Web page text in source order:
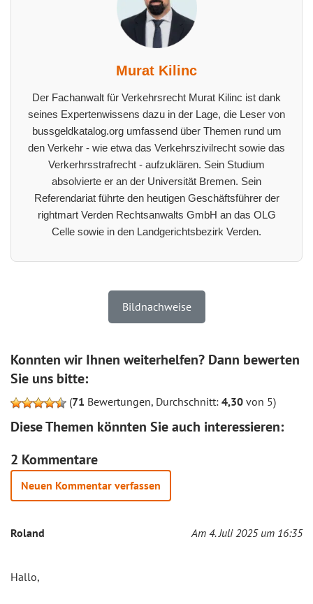
Murat Kilinc
Der Fachanwalt für Verkehrsrecht Murat Kilinc ist dank
seines Expertenwissens dazu in der Lage, die Leser von
bussgeldkatalog.org umfassend über Themen rund um
den Verkehr - wie etwa das Verkehrszivilrecht sowie das
Verkerhrsstrafrecht - aufzuklären. Sein Studium
absolvierte er an der Universität Bremen. Sein
Referendariat führte den heutigen Geschäftsführer der
rightmart Verden Rechtsanwalts GmbH an das OLG
Celle sowie in den Landgerichtsbezirk Verden.
Bildnachweise
Konnten wir Ihnen weiterhelfen? Dann bewerten
Sie uns bitte:
(71 Bewertungen, Durchschnitt: 4,30 von 5)
Diese Themen könnten Sie auch interessieren:
2 Kommentare
Neuen Kommentar verfassen
Roland Am 4. Juli 2025 um 16:35
Hallo,